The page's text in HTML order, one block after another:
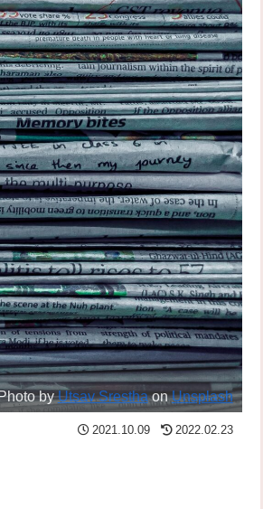
byUtsav SresthaonUnsplash
2021.10.09 2022.02.23